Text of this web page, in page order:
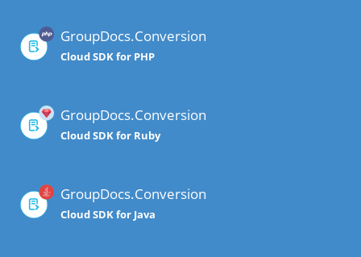
GroupDocs.Conversion
Cloud SDK for PHP
GroupDocs.Conversion
Cloud SDK for Ruby
GroupDocs.Conversion
Cloud SDK for Java